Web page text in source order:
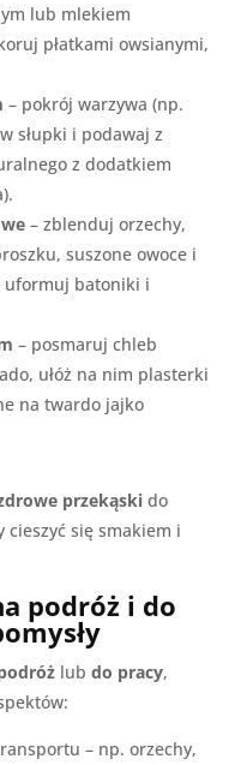
lub mlekiem
płatkami owsianymi,
– pokrój warzywa (np.
słupki i podawaj z
z dodatkiem
– zblenduj orzechy,
suszone owoce i
uformuj batoniki i
– posmaruj chleb
ułóż na nim plasterki
na twardo jajko
przekąski do
się smakiem i
podróż i do
lub do pracy,
– np. orzechy,